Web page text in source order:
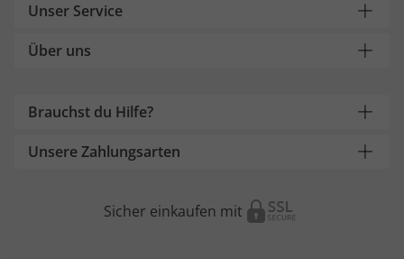
Unser Service
Über uns
Brauchst du Hilfe?
Unsere Zahlungsarten
Sicher einkaufen mit